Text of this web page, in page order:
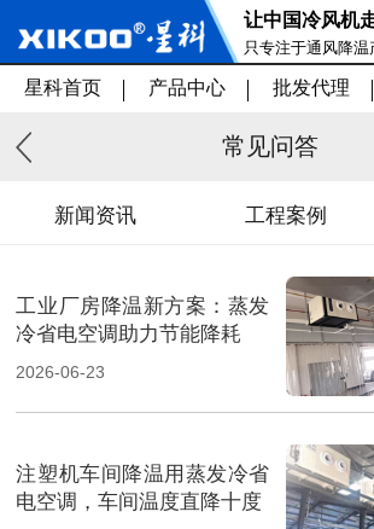
让中国冷风机
只专注于通风降
务
星科首页 产品中心 批发代理
常见问答
新闻资讯 工程案例
工业厂房降温新方案：蒸发
冷省电空调助力节能降耗
2026-06-23
注塑机车间降温用蒸发冷省
电空调，车间温度直降十度